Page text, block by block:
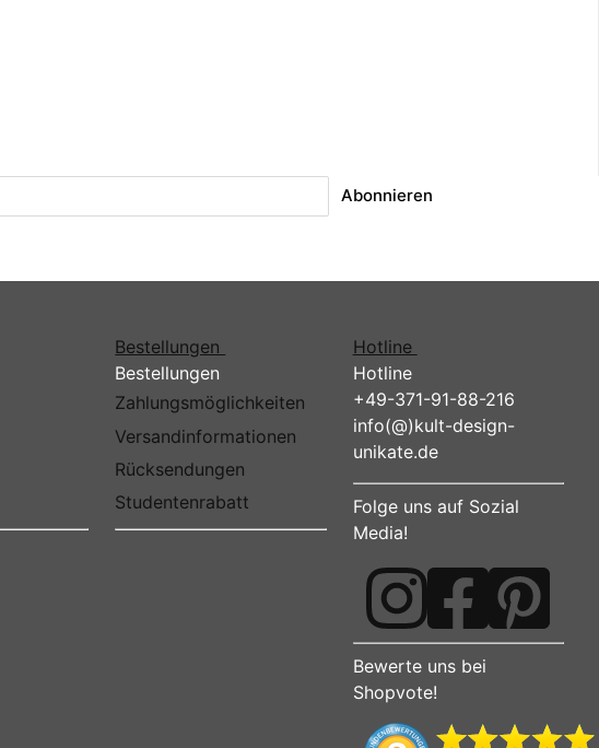
Abonnieren
Bestellungen
Bestellungen
Zahlungsmöglichkeiten
Versandinformationen
Rücksendungen
Studentenrabatt
Hotline
Hotline
+49-371-91-88-216
info(@)kult-design-
unikate.de
Folge uns auf Sozial
Media!
Bewerte uns bei
Shopvote!